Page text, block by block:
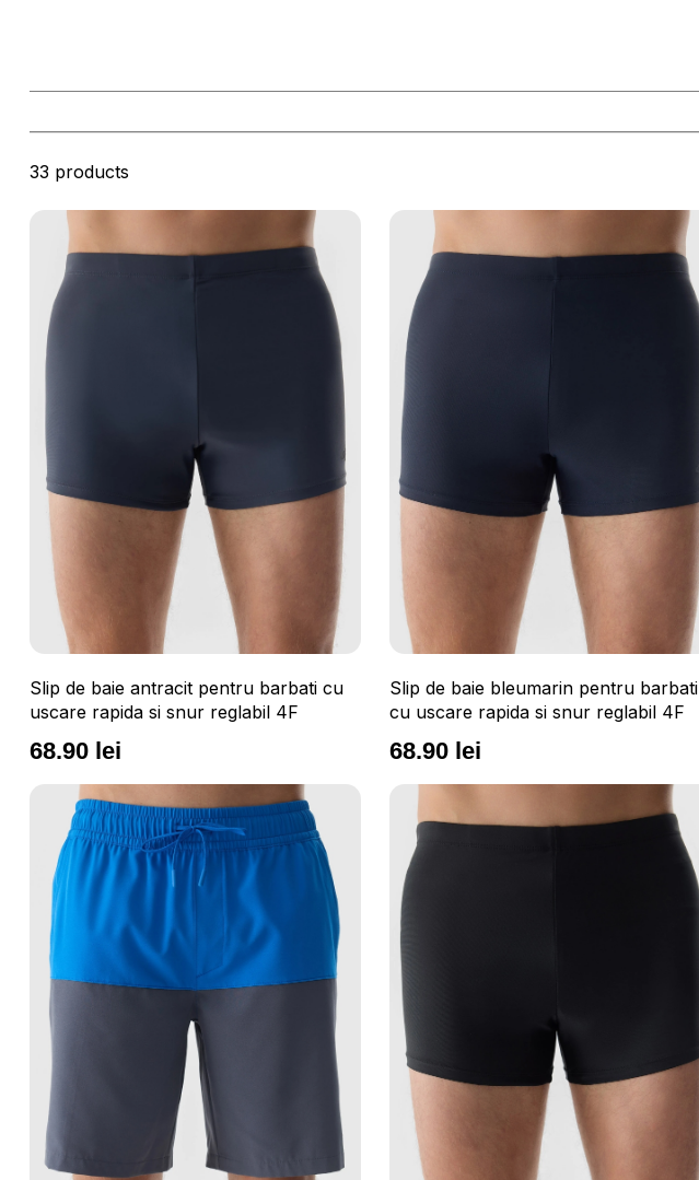
mai lungi pentru plaja si purtare casuala.
33 products
Slip de baie antracit pentru barbati cu
uscare rapida si snur reglabil 4F
68.90 lei
Slip de baie bleumarin pentru barbati
cu uscare rapida si snur reglabil 4F
68.90 lei